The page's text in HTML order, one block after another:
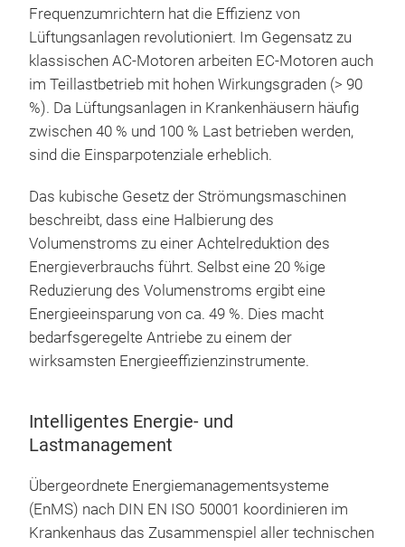
Frequenzumrichtern hat die Effizienz von
Lüftungsanlagen revolutioniert. Im Gegensatz zu
klassischen AC-Motoren arbeiten EC-Motoren auch
im Teillastbetrieb mit hohen Wirkungsgraden (> 90
%). Da Lüftungsanlagen in Krankenhäusern häufig
zwischen 40 % und 100 % Last betrieben werden,
sind die Einsparpotenziale erheblich.
Das kubische Gesetz der Strömungsmaschinen
beschreibt, dass eine Halbierung des
Volumenstroms zu einer Achtelreduktion des
Energieverbrauchs führt. Selbst eine 20 %ige
Reduzierung des Volumenstroms ergibt eine
Energieeinsparung von ca. 49 %. Dies macht
bedarfsgeregelte Antriebe zu einem der
wirksamsten Energieeffizienzinstrumente.
Intelligentes Energie- und
Lastmanagement
Übergeordnete Energiemanagementsysteme
(EnMS) nach DIN EN ISO 50001 koordinieren im
Krankenhaus das Zusammenspiel aller technischen